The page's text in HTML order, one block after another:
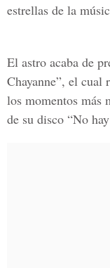
estrellas de la
El astro acaba de
Chayanne”, el
los momentos más
de su disco “No